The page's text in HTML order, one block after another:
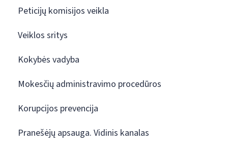
Peticijų komisijos veikla
Veiklos sritys
Kokybės vadyba
Mokesčių administravimo procedūros
Korupcijos prevencija
Pranešėjų apsauga. Vidinis kanalas